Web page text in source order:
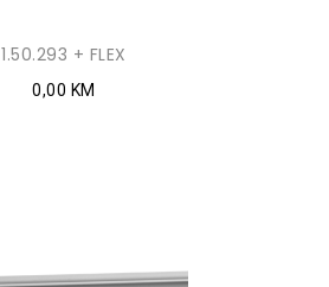
1.50.293 + FLEX
0,00 KM